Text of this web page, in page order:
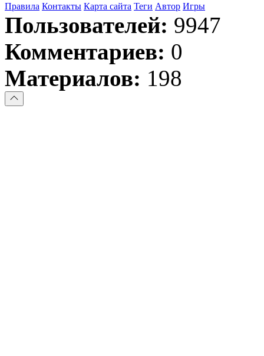
Правила Контакты Карта сайта Теги Автор Игры
Пользователей: 9947
Комментариев: 0
Материалов: 198